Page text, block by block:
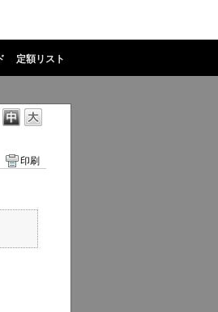
定額リスト
印刷